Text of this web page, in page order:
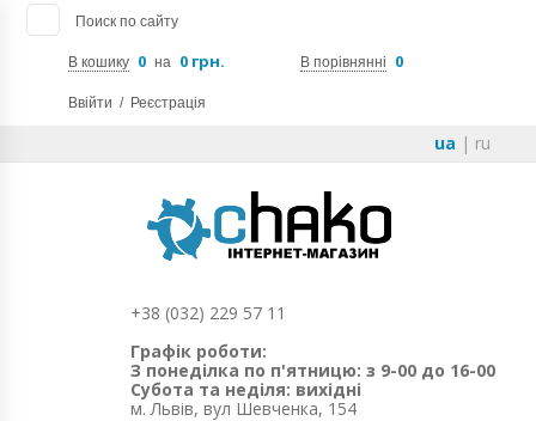
Поиск по сайту
В кошику 0 на 0 грн. В порівнянні 0
Ввійти / Реєстрація
ua | ru
+38 (032) 229 57 11
Графік роботи:
З понеділка по п'ятницю: з 9-00 до 16-00
Субота та неділя: вихідні
м. Львів, вул Шевченка, 154